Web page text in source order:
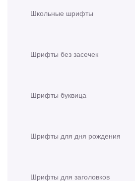
Школьные шрифты
Шрифты без засечек
Шрифты буквица
Шрифты для дня рождения
Шрифты для заголовков